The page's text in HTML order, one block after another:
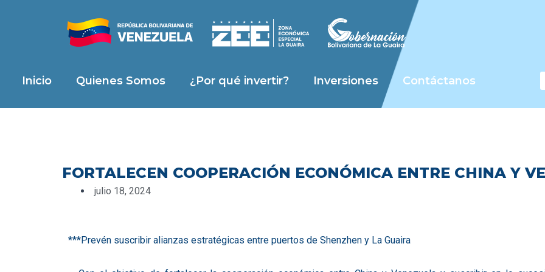
Inicio Quienes Somos ¿Por qué invertir? Inversiones Contáctanos
FORTALECEN COOPERACIÓN ECONÓMICA ENTRE CHINA Y
julio 18, 2024
***Prevén suscribir alianzas estratégicas entre puertos de Shenzhen y La Guaira